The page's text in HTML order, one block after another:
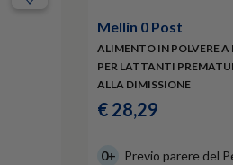
Mellin 0 Post
ALIMENTO IN POLVERE
PER LATTANTI
ALLA DIMISSIONE
€ 28,29
0+ Previo parere del